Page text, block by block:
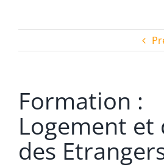
Formation :
Logement
des